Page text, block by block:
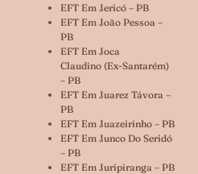
EFT Em Jericó – PB
EFT Em João Pessoa –
PB
EFT Em Joca
Claudino (ex-Santarém)
– PB
EFT Em Juarez Távora –
PB
EFT Em Juazeirinho – PB
EFT Em Junco Do Seridó
– PB
EFT Em Juripiranga – PB